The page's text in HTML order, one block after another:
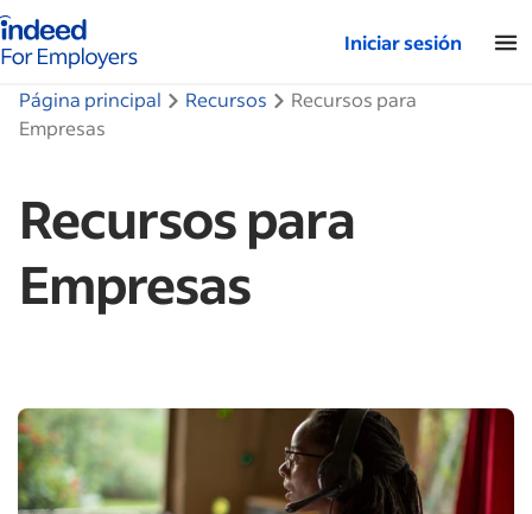
de inicio de Indeed: para empresas
Iniciar sesión
Página principal Recursos
Recursos para
Empresas
Recursos para
Empresas